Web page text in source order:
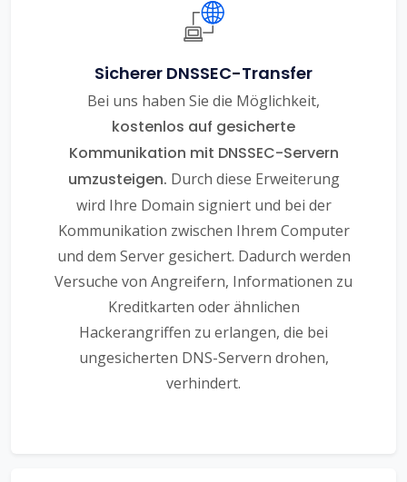
Sicherer DNSSEC-Transfer
Bei uns haben Sie die Möglichkeit,
kostenlos auf gesicherte
Kommunikation mit DNSSEC-Servern
umzusteigen. Durch diese Erweiterung
wird Ihre Domain signiert und bei der
Kommunikation zwischen Ihrem Computer
und dem Server gesichert. Dadurch werden
Versuche von Angreifern, Informationen zu
Kreditkarten oder ähnlichen
Hackerangriffen zu erlangen, die bei
ungesicherten DNS-Servern drohen,
verhindert.